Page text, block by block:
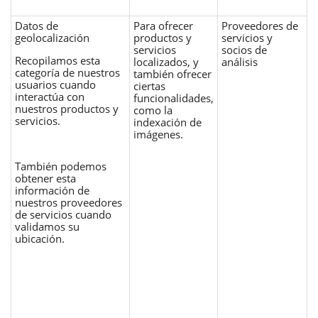
Datos de
geolocalización
Recopilamos esta
categoría de nuestros
usuarios cuando
interactúa con
nuestros productos y
servicios.
También podemos
obtener esta
información de
nuestros proveedores
de servicios cuando
validamos su
ubicación.
Para ofrecer
productos y
servicios
localizados, y
también ofrecer
ciertas
funcionalidades,
como la
indexación de
imágenes.
Proveedores de
servicios y
socios de
análisis